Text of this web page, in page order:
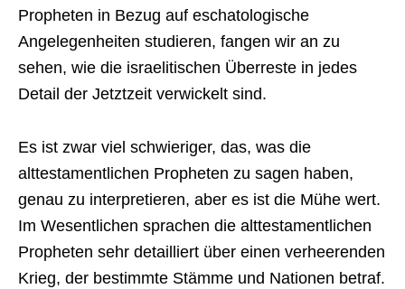
Propheten in Bezug auf eschatologische
Angelegenheiten studieren, fangen wir an zu
sehen, wie die israelitischen Überreste in jedes
Detail der Jetztzeit verwickelt sind.
Es ist zwar viel schwieriger, das, was die
alttestamentlichen Propheten zu sagen haben,
genau zu interpretieren, aber es ist die Mühe wert.
Im Wesentlichen sprachen die alttestamentlichen
Propheten sehr detailliert über einen verheerenden
Krieg, der bestimmte Stämme und Nationen betraf.